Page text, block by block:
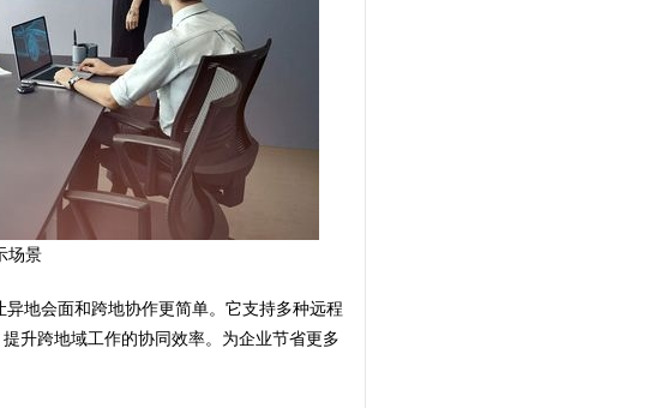
场景
地会面和跨地协作更简单。它支持多种远程
升跨地域工作的协同效率。为企业节省更多